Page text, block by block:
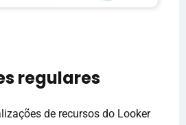
regulares
de recursos do Looker